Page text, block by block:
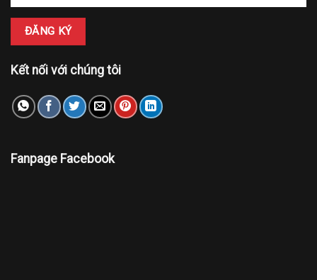
Kết nối với chúng tôi
Fanpage Facebook